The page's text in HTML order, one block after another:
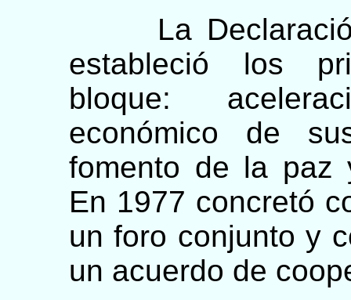
La Declaración
estableció los
bloque:
económico de
fomento de la paz
En 1977 concretó
un foro conjunto y
un acuerdo de